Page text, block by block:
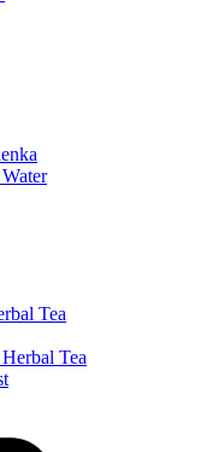
Tea
Tea